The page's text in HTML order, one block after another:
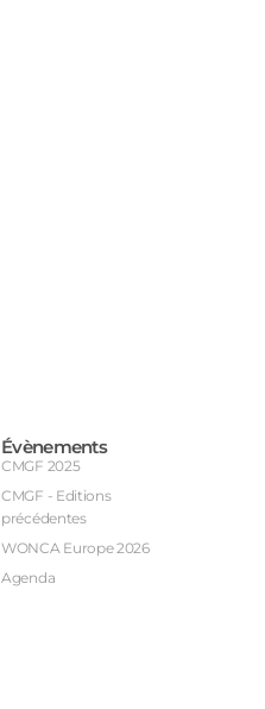
Évènements
CMGF 2025
CMGF - Editions
précédentes
WONCA Europe 2026
Agenda